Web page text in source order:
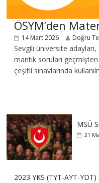
ÖSYM’den
14 Mart 2026 Doğru
Sevgili üniversite adayları,
mantık soruları geçmişten
çeşitli sınavlarında
MSÜ
21
2023 YKS (TYT-AYT-YDT)